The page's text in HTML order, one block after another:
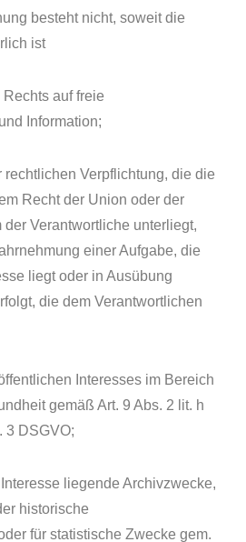
besteht nicht, soweit die
ist
auf freie
Information;
rechtlichen Verpflichtung, die die
Recht der Union oder der
der Verantwortliche unterliegt,
einer Aufgabe, die
liegt oder in Ausübung
die dem Verantwortlichen
Interesses im Bereich
gemäß Art. 9 Abs. 2 lit. h
3 DSGVO;
liegende Archivzwecke,
historische
für statistische Zwecke gem.